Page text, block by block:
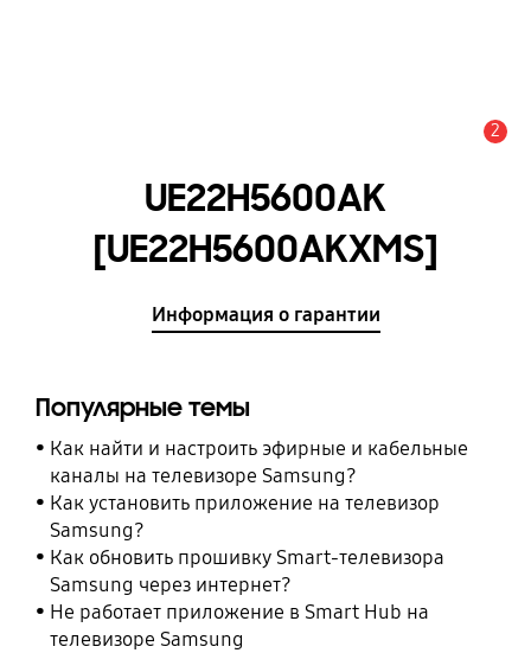
2
UE22H5600AK
[UE22H5600AKXMS]
Информация о гарантии
Популярные темы
Как найти и настроить эфирные и кабельные
каналы на телевизоре Samsung?
Как установить приложение на телевизор
Samsung?
Как обновить прошивку Smart-телевизора
Samsung через интернет?
Не работает приложение в Smart Hub на
телевизоре Samsung